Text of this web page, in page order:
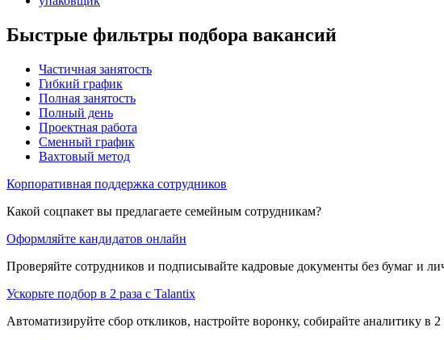
Быстрые фильтры подбора вакансий
Частичная занятость
Гибкий график
Полная занятость
Полный день
Проектная работа
Сменный график
Вахтовый метод
Корпоративная поддержка сотрудников
Какой соцпакет вы предлагаете семейным сотрудникам?
Оформляйте кандидатов онлайн
Проверяйте сотрудников и подписывайте кадровые документы без бумаг и
Ускорьте подбор в 2 раза с Talantix
Автоматизируйте сбор откликов, настройте воронку, собирайте аналитику в 2